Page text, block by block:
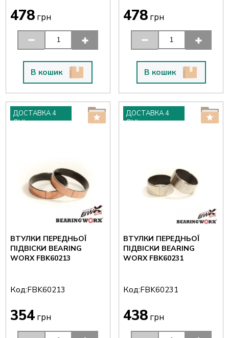
478грн
В кошик
478 грн
В кошик
ДОСТАВКА 4
ДНІ
ВТУЛКИ ПЕРЕДНЬОЇ
ПІДВІСКИ BEARING
WORX FBK60213
Код:FBK60213
354грн
ДОСТАВКА 4
ДНІ
ВТУЛКИ ПЕРЕДНЬОЇ
ПІДВІСКИ BEARING
WORX FBK60231
Код:FBK60231
438 грн